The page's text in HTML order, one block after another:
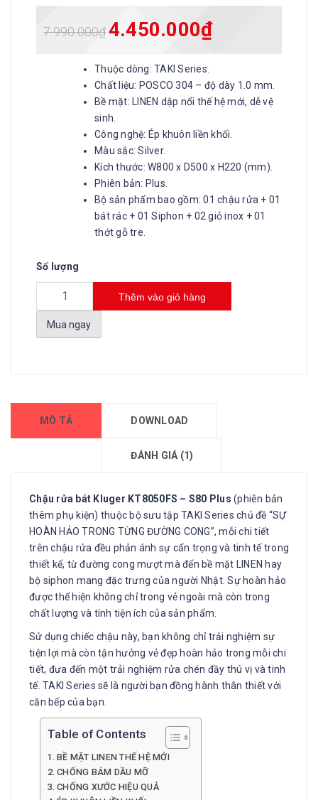
7.990.000₫4.450.000₫
Thuộc dòng: TAKI Series.
Chất liệu: POSCO 304 – độ dày 1.0 mm.
Bề mặt: LINEN dập nổi thế hệ mới, dễ vệ
sinh.
Công nghệ: Ép khuôn liền khối.
Màu sắc: Silver.
Kích thước: W800 x D500 x H220 (mm).
Phiên bản: Plus.
Bộ sản phẩm bao gồm: 01 chậu rửa + 01
bát rác + 01 Siphon + 02 giỏ inox + 01
thớt gỗ tre.
Số lượng
Thêm vào giỏ hàng
Mua ngay
MÔ TẢ DOWNLOAD
ĐÁNH GIÁ (1)
Chậu rửa bát Kluger KT8050FS – S80 Plus (phiên bản
thêm phụ kiện) thuộc bộ sưu tập TAKI Series chủ đề “SỰ
HOÀN HẢO TRONG TỪNG ĐƯỜNG CONG”, mỗi chi tiết
trên chậu rửa đều phản ánh sự cẩn trọng và tinh tế trong
thiết kế, từ đường cong mượt mà đến bề mặt LINEN hay
bộ siphon mang đặc trưng của người Nhật. Sự hoàn hảo
được thể hiện không chỉ trong vẻ ngoài mà còn trong
chất lượng và tính tiện ích của sản phẩm.
Sử dụng chiếc chậu này, bạn không chỉ trải nghiệm sự
tiện lợi mà còn tận hưởng vẻ đẹp hoàn hảo trong mỗi chi
tiết, đưa đến một trải nghiệm rửa chén đầy thú vị và tinh
tế. TAKI Series sẽ là người bạn đồng hành thân thiết với
căn bếp của bạn.
Table of Contents
BỀ MẶT LINEN THẾ HỆ MỚI
CHỐNG BÁM DẦU MỠ
CHỐNG XƯỚC HIỆU QUẢ